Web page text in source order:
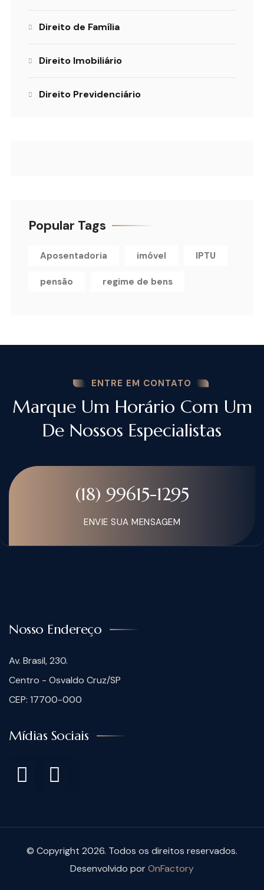
Direito de Família
Direito Imobiliário
Direito Previdenciário
Popular Tags
Aposentadoria imóvel IPTU
pensão regime de bens
ENTRE EM CONTATO
Marque Um Horário Com Um
De Nossos Especialistas
(18) 99615-1295
ENVIE SUA MENSAGEM
Nosso Endereço
Av. Brasil, 230.
Centro - Osvaldo Cruz/SP
CEP: 17700-000
Mídias Sociais
© Copyright 2026. Todos os direitos reservados.
Desenvolvido porOnFactory